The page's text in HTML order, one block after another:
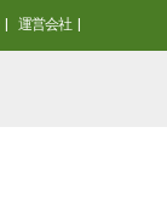
運営会社